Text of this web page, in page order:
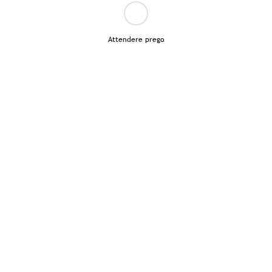
Attendere prego